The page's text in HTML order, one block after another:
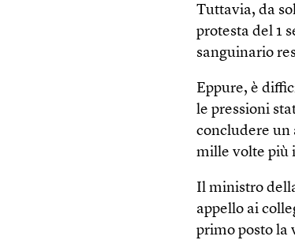
Tuttavia, da
protesta del 1
sanguinario
Eppure, è
le pressioni
concludere un
mille volte più
Il ministro
appello ai
primo posto la